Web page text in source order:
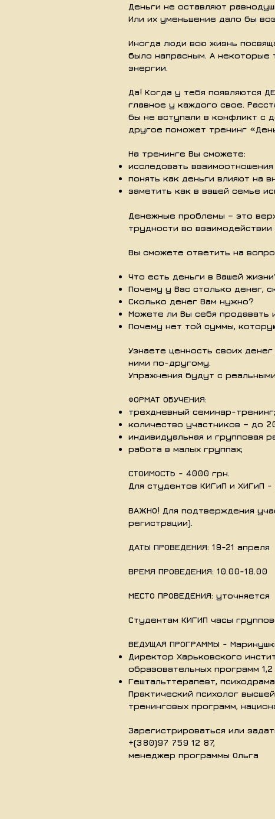
Деньги не оставляют
Или их уменьшение дало бы
Иногда люди всю жизнь
было напрасным. А некоторые
энергии.
Да! Когда у тебя появляются
главное у каждого свое.
бы не вступали в конфликт с
другое поможет тренинг
На тренинге Вы сможете:
исследовать
понять как деньги влияют на
заметить как в вашей семье
Денежные проблемы – это
трудности во
Вы сможете ответить на
Что есть деньги в Вашей
Почему у Вас столько денег,
Сколько денег Вам нужно?
Можете ли Вы себя продавать
Почему нет той суммы,
Узнаете ценность своих
ними по-другому.
Упражнения будут с
ФОРМАТ ОБУЧЕНИЯ:
трехдневный семинар-тренинг;
количество участников – до
индивидуальная и групповая
работа в малых группах;
СТОИМОСТЬ - 4000 грн.
Для студентов КИГиП и ХИГиП
ВАЖНО! Для подтверждения
регистрации).
ДАТЫ ПРОВЕДЕНИЯ: 19-21 апреля
ВРЕМЯ ПРОВЕДЕНИЯ: 10.00-18.00
МЕСТО ПРОВЕДЕНИЯ: уточняется
Студентам КИГИП часы
ВЕДУЩАЯ ПРОГРАММЫ -
Директор Харьковского
образовательных программ
Гештальттерапевт,
Практический психолог
тренинговых программ,
Зарегистрироваться или
+(380)97 759 12 87,
менеджер программы Ольга